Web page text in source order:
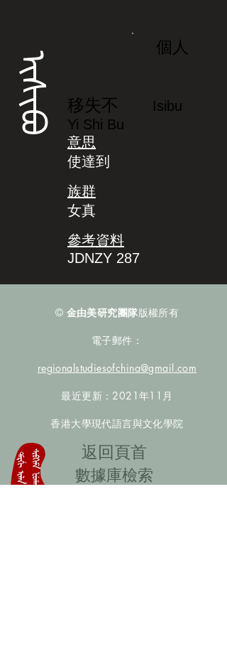
ᡳᠰᡳᠪᠣ
個人
移失不
Isibu
Yi Shi Bu
意思
使達到
族群
女真
參考資料
JDNZY 287
© 金由美研究團隊版權所有
電子郵件：
regionalstudiesofchina@gmail.com
最近更新：2021年11月
香港大學現代語言與文化學院
​返回頁首
數據庫檢索